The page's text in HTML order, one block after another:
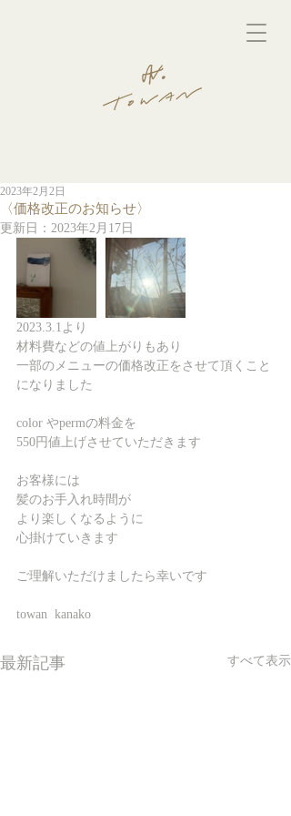
〈価格改正のお知らせ〉
2023年2月2日
更新日： 2023年2月17日
2023.3.1より
材料費などの値上がりもあり
一部のメニューの価格改正をさせて頂くこと
になりました
color やpermの料金を
550円値上げさせていただきます
お客様には
髪のお手入れ時間が
より楽しくなるように
心掛けていきます
ご理解いただけましたら幸いです
towan  kanako
最新記事 すべて表示